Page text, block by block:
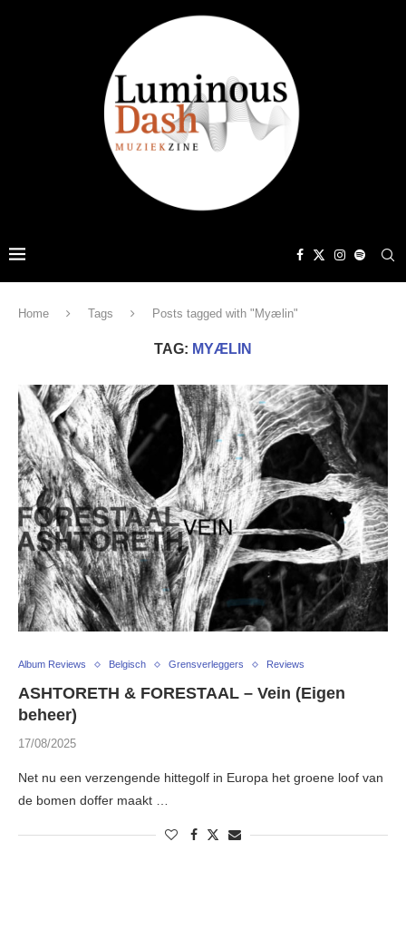
Home Tags Posts tagged with "Myælin"
TAG: MYÆLIN
Album Reviews Belgisch Grensverleggers Reviews
ASHTORETH & FORESTAAL – Vein (Eigen
beheer)
17/08/2025
Net nu een verzengende hittegolf in Europa het groene loof van
de bomen doffer maakt …